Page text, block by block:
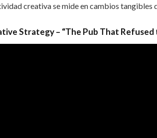
creativa se mide en cambios tangibles
Strategy – “The Pub That Refused